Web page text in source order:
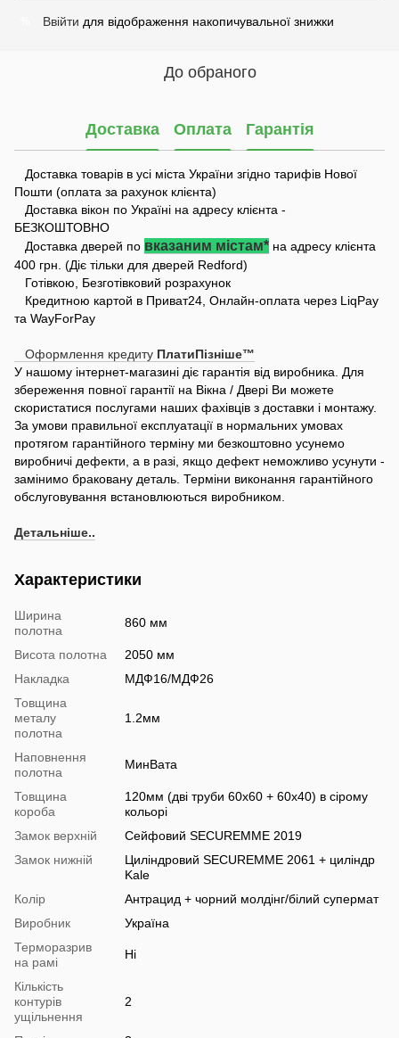
Ввійти для відображення накопичувальної знижки
До обраного
Доставка Оплата Гарантія
Доставка товарів в усі міста України згідно тарифів Нової
Пошти (оплата за рахунок клієнта)
Доставка вікон по Україні на адресу клієнта -
БЕЗКОШТОВНО
Доставка дверей по вказаним містам* на адресу клієнта
400 грн. (Діє тільки для дверей Redford)
Готівкою, Безготівковий розрахунок
Кредитною картой в Приват24, Онлайн-оплата через LiqPay
та WayForPay
Оформлення кредиту ПлатиПізніше™
У нашому інтернет-магазині діє гарантія від виробника. Для
збереження повної гарантії на Вікна / Двері Ви можете
скористатися послугами наших фахівців з доставки і монтажу.
За умови правильної експлуатації в нормальних умовах
протягом гарантійного терміну ми безкоштовно усунемо
виробничі дефекти, а в разі, якщо дефект неможливо усунути -
замінимо браковану деталь. Терміни виконання гарантійного
обслуговування встановлюються виробником.
Детальніше..
Характеристики
Ширина
полотна
860 мм
Висота полотна
2050 мм
Накладка
МДФ16/МДФ26
Товщина
металу
полотна
1.2мм
Наповнення
полотна
МинВата
Товщина
короба
120мм (дві труби 60х60 + 60х40) в сірому
кольорі
Замок верхній
Сейфовий SECUREMME 2019
Замок нижній
Циліндровий SECUREMME 2061 + циліндр
Kale
Колір
Антрацид + чорний молдінг/білий супермат
Виробник
Україна
Терморазрив
на рамі
Ні
Кількість
контурів
ущільнення
2